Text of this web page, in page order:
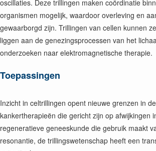
oscillaties. Deze trillingen maken coördinatie
organismen mogelijk, waardoor overleving en
gewaarborgd zijn. Trillingen van cellen kunnen
liggen aan de genezingsprocessen van het
onderzoeken naar elektromagnetische therapie.
Toepassingen
Inzicht in celtrillingen opent nieuwe grenzen in
kankertherapieën die gericht zijn op afwijkingen
regeneratieve geneeskunde die gebruik maakt
resonantie, de trillingswetenschap heeft een